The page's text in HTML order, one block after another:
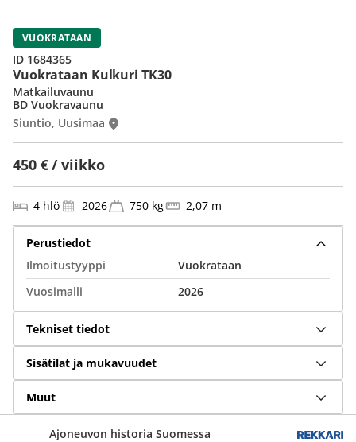
VUOKRATAAN
Vuokrataan Kulkuri TK30
450 € / viikko
Matkailuvaunu
BD Vuokravaunu
Siuntio, Uusimaa
ID 1684365
4 hlö 2026 750 kg 2,07 m
Perustiedot
Ilmoitustyyppi
Vuokrataan
Vuosimalli
2026
Tekniset tiedot
Sisätilat ja mukavuudet
Muut
Ajoneuvon historia Suomessa